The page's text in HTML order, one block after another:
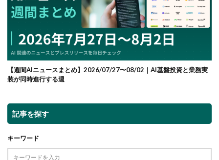
【週間AIニュースまとめ】2026/07/27〜08/02｜AI基盤投資と業務実
装が同時進行する週
記事を探す
キーワード